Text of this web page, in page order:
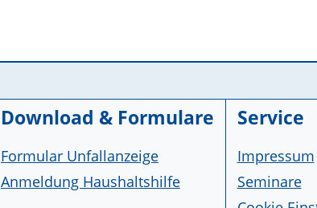
Download & Formulare
Formular Unfallanzeige
Anmeldung Haushaltshilfe
Service
Impressum
Seminare